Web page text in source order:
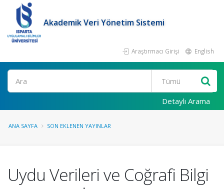
Akademik Veri Yönetim Sistemi
Araştırmacı Girişi English
Ara
Detaylı Arama
ANA SAYFA SON EKLENEN YAYINLAR
Uydu Verileri ve Coğrafi Bilgi